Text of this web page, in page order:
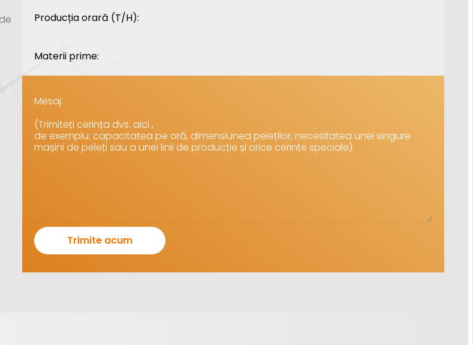
Producția orară (T/H):
Materii prime:
Mesaj:
(Trimiteți cerința dvs. aici ,
de exemplu: capacitatea pe oră, dimensiunea peleților, necesitatea unei singure
mașini de peleți sau a unei linii de producție și orice cerințe speciale).